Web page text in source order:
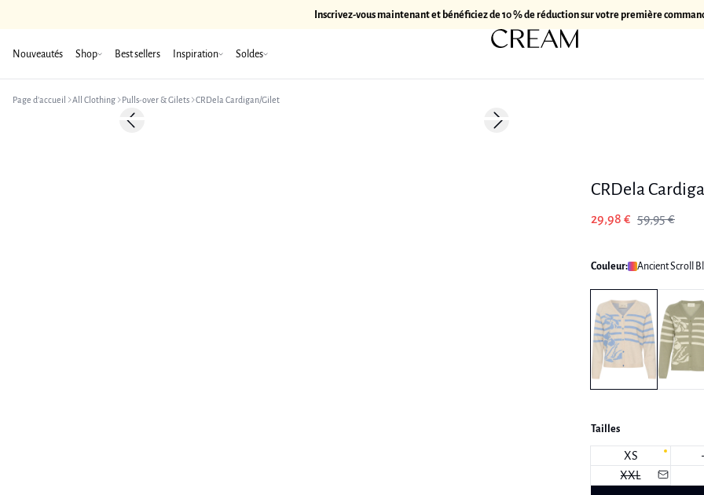
Inscrivez-vous maintenant et bénéficiez de 10 % de réduction sur votre première
Nouveautés Shop Best sellers Inspiration Soldes
Page d’accueil All Clothing Pulls-over & Gilets CRDela Cardigan/Gilet
-50%Previous slide Next slide
CRDela
29,98 € 59,95 €
Couleur: Ancient Scroll
Tailles
XS
XXL